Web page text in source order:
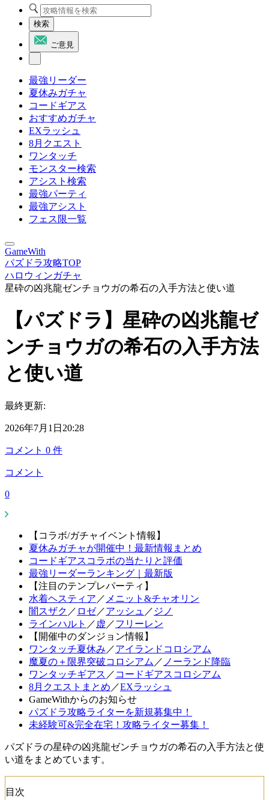
検索
ご意見
最強リーダー
夏休みガチャ
コードギアス
おすすめガチャ
EXラッシュ
8月クエスト
ワンタッチ
モンスター検索
アシスト検索
最強パーティ
最強アシスト
フェス限一覧
GameWith
パズドラ攻略TOP
ハロウィンガチャ
星砕の凶兆龍ゼンチョウガの希石の入手方法と使い道
【パズドラ】星砕の凶兆龍ゼ
ンチョウガの希石の入手方法
と使い道
最終更新:
2026年7月1日20:28
コメント 0 件
コメント
0
【コラボ/ガチャイベント情報】
夏休みガチャが開催中！最新情報まとめ
コードギアスコラボの当たりと評価
最強リーダーランキング｜最新版
【注目のテンプレパーティ】
水着ヘスティア ／ メニット&チャオリン
闇スザク ／ ロゼ／アッシュ ／ ジノ
ラインハルト ／ 虚 ／フリーレン
【開催中のダンジョン情報】
ワンタッチ夏休み ／アイランドコロシアム
魔夏の＋限界突破コロシアム ／ ノーランド降臨
ワンタッチギアス ／ コードギアスコロシアム
8月クエストまとめ ／EXラッシュ
GameWithからのお知らせ
パズドラ攻略ライターを新規募集中！
未経験可&完全在宅！攻略ライター募集！
パズドラの星砕の凶兆龍ゼンチョウガの希石の入手方法と使
い道をまとめています。
目次